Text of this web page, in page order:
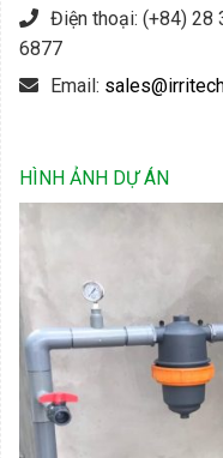
Điện thoại: (+84) 28
6877
Email:
HÌNH ẢNH DỰ ÁN